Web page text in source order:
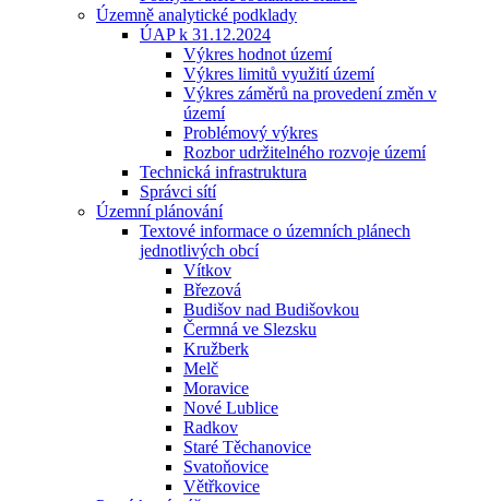
Územně analytické podklady
ÚAP k 31.12.2024
Výkres hodnot území
Výkres limitů využití území
Výkres záměrů na provedení změn v
území
Problémový výkres
Rozbor udržitelného rozvoje území
Technická infrastruktura
Správci sítí
Územní plánování
Textové informace o územních plánech
jednotlivých obcí
Vítkov
Březová
Budišov nad Budišovkou
Čermná ve Slezsku
Kružberk
Melč
Moravice
Nové Lublice
Radkov
Staré Těchanovice
Svatoňovice
Větřkovice